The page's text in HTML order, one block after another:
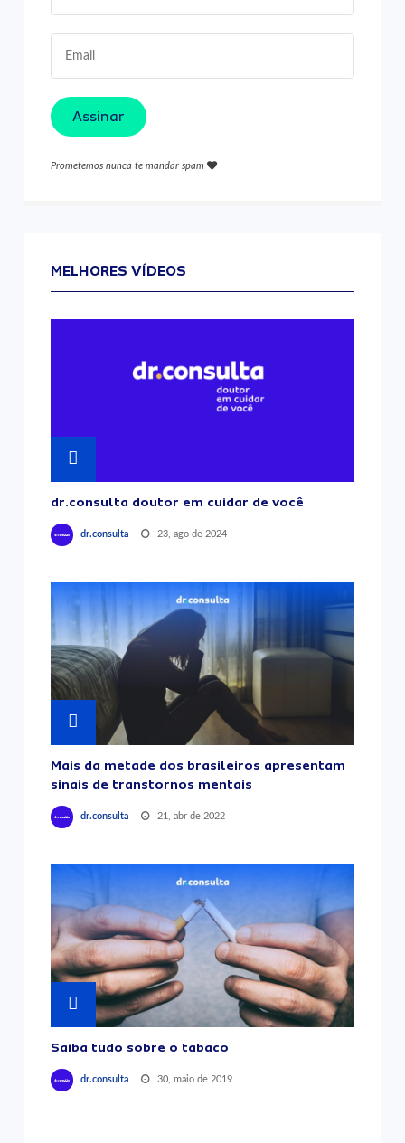
Assinar
Prometemos nunca te mandar spam
MELHORES VÍDEOS
dr.consulta doutor em cuidar de você
dr.consulta 23, ago de 2024
Mais da metade dos brasileiros apresentam
sinais de transtornos mentais
dr.consulta 21, abr de 2022
Saiba tudo sobre o tabaco
dr.consulta 30, maio de 2019